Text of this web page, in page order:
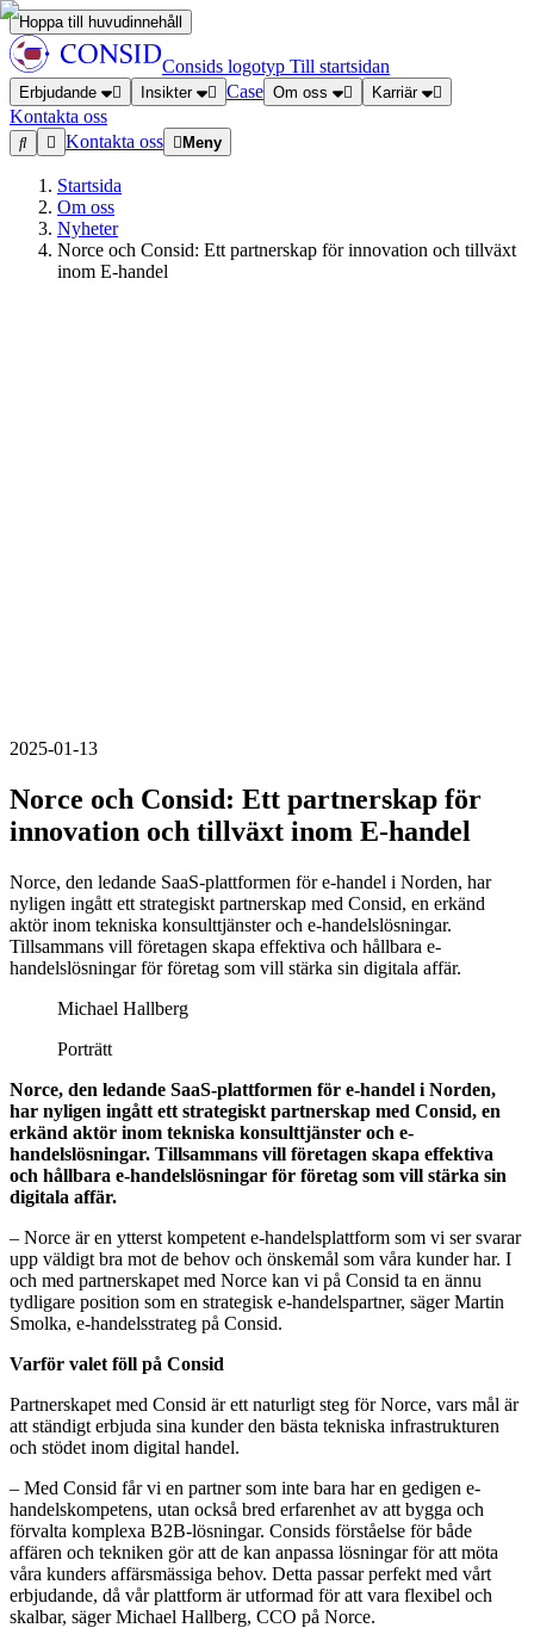
Hoppa till huvudinnehåll
Consids logotyp Till startsidan
Erbjudande Insikter Case Om oss Karriär
Kontakta oss
Kontakta oss
Meny
Startsida
Om oss
Nyheter
Norce och Consid: Ett partnerskap för innovation och tillväxt
inom E-handel
2025-01-13
Norce och Consid: Ett partnerskap för
innovation och tillväxt inom E-handel
Norce, den ledande SaaS-plattformen för e-handel i Norden, har
nyligen ingått ett strategiskt partnerskap med Consid, en erkänd
aktör inom tekniska konsulttjänster och e-handelslösningar.
Tillsammans vill företagen skapa effektiva och hållbara e-
handelslösningar för företag som vill stärka sin digitala affär.
Michael Hallberg
Porträtt
Norce, den ledande SaaS-plattformen för e-handel i Norden,
har nyligen ingått ett strategiskt partnerskap med Consid, en
erkänd aktör inom tekniska konsulttjänster och e-
handelslösningar. Tillsammans vill företagen skapa effektiva
och hållbara e-handelslösningar för företag som vill stärka sin
digitala affär.
– Norce är en ytterst kompetent e-handelsplattform som vi ser svarar
upp väldigt bra mot de behov och önskemål som våra kunder har. I
och med partnerskapet med Norce kan vi på Consid ta en ännu
tydligare position som en strategisk e-handelspartner, säger Martin
Smolka, e-handelsstrateg på Consid.
Varför valet föll på Consid
Partnerskapet med Consid är ett naturligt steg för Norce, vars mål är
att ständigt erbjuda sina kunder den bästa tekniska infrastrukturen
och stödet inom digital handel.
– Med Consid får vi en partner som inte bara har en gedigen e-
handelskompetens, utan också bred erfarenhet av att bygga och
förvalta komplexa B2B-lösningar. Consids förståelse för både
affären och tekniken gör att de kan anpassa lösningar för att möta
våra kunders affärsmässiga behov. Detta passar perfekt med vårt
erbjudande, då vår plattform är utformad för att vara flexibel och
skalbar, säger Michael Hallberg, CCO på Norce.